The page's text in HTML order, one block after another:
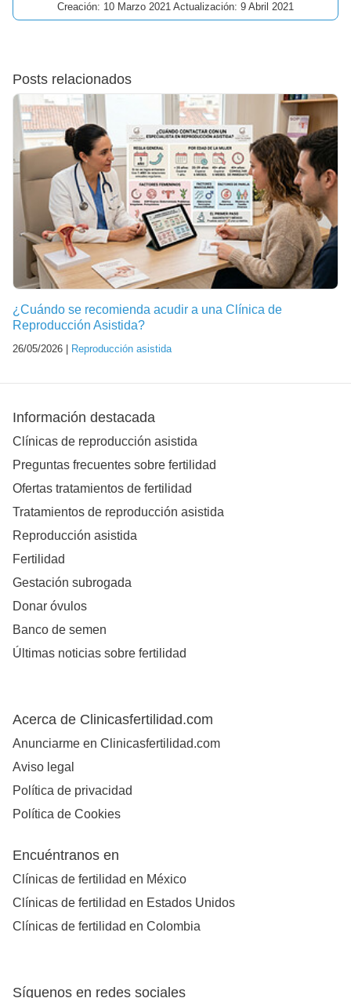
Creación: 10 Marzo 2021 Actualización: 9 Abril 2021
Posts relacionados
¿Cuándo se recomienda acudir a una Clínica de
Reproducción Asistida?
26/05/2026 | Reproducción asistida
Información destacada
Clínicas de reproducción asistida
Preguntas frecuentes sobre fertilidad
Ofertas tratamientos de fertilidad
Tratamientos de reproducción asistida
Reproducción asistida
Fertilidad
Gestación subrogada
Donar óvulos
Banco de semen
Últimas noticias sobre fertilidad
Acerca de Clinicasfertilidad.com
Anunciarme en Clinicasfertilidad.com
Aviso legal
Política de privacidad
Política de Cookies
Encuéntranos en
Clínicas de fertilidad en México
Clínicas de fertilidad en Estados Unidos
Clínicas de fertilidad en Colombia
Síguenos en redes sociales